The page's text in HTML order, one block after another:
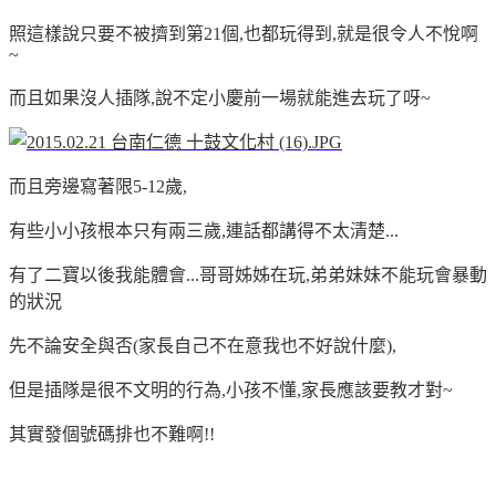
照這樣說只要不被擠到第21個,也都玩得到,就是很令人不悅啊
~
而且如果沒人插隊,說不定小慶前一場就能進去玩了呀~
而且旁邊寫著限5-12歲,
有些小小孩根本只有兩三歲,連話都講得不太清楚...
有了二寶以後我能體會...哥哥姊姊在玩,弟弟妹妹不能玩會暴動
的狀況
先不論安全與否(家長自己不在意我也不好說什麼),
但是插隊是很不文明的行為,小孩不懂,家長應該要教才對~
其實發個號碼排也不難啊!!